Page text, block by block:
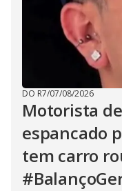
DO R7/07/08/2026
Motorista
espancado
tem carro